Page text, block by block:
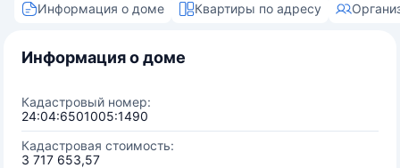
Информация о доме Квартиры по адресу
Информация о доме
Кадастровый номер:
24:04:6501005:1490
Кадастровая стоимость:
3 717 653,57